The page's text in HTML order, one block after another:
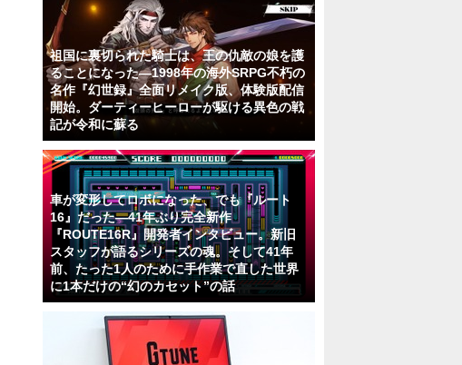
祖国に裏切られた騎士は、王の仇敵の娘を護
ることになった―1998年の海外SRPG不朽の
名作『幻世録』全面リメイク版、体験版配信
開始。ダーティーヒーローが駆ける異色の戦
記が令和に蘇る
車が変形してロボになった、でも『ルート
16』だった―41年ぶり完全新作
『ROUTE16R』開発者インタビュー。新旧
スタッフが語るシリーズの魂。そして41年
前、たった1人のために手作業で直した世界
に1本だけの“幻のカセット”の話